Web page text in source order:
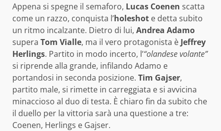
Appena si spegne il semaforo, Lucas Coenen scatta
come un razzo, conquista l’holeshot e detta subito
un ritmo incalzante. Dietro di lui, Andrea Adamo
supera Tom Vialle, ma il vero protagonista è Jeffrey
Herlings. Partito in modo incerto, l’“olandese volante”
si riprende alla grande, infilando Adamo e
portandosi in seconda posizione. Tim Gajser,
partito male, si rimette in carreggiata e si avvicina
minaccioso al duo di testa. È chiaro fin da subito che
il duello per la vittoria sarà una questione a tre:
Coenen, Herlings e Gajser.